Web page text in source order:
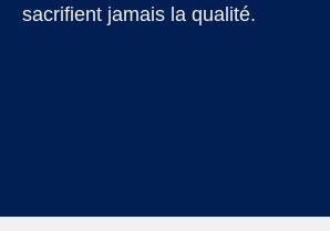
sacrifient jamais la qualité.